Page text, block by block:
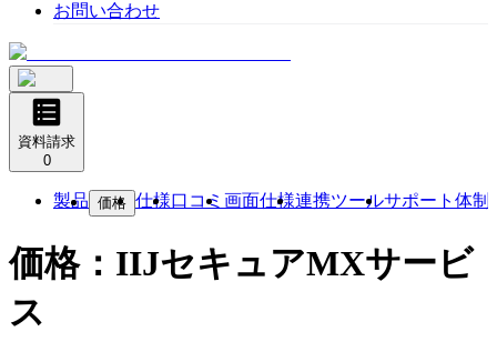
お問い合わせ
資料請求
0
製品 価格 仕様口コミ 画面仕様連携ツールサポート体制
価格： IIJセキュアMXサービ
ス